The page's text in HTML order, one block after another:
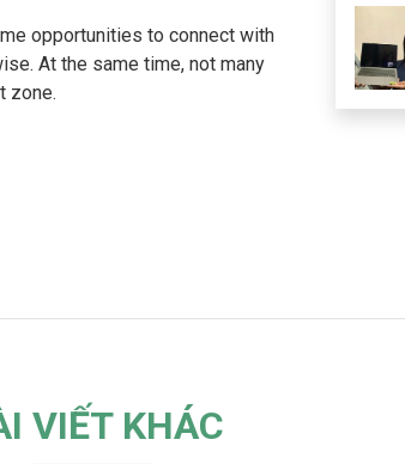
opportunities to connect with
At the same time, not many
zone.
VIẾT KHÁC